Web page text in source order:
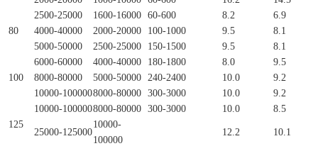
80
2500-25000 1600-16000 60-600 8.2
6.9
4000-40000
2000-20000 100-1000 9.5
8.1
5000-50000
2500-25000 150-1500 9.5 8.1
100
6000-60000 4000-40000 180-1800 8.0
9.5
8000-80000
5000-50000 240-2400 10.0
9.2
10000-1000008000-80000 300-3000 10.0 9.2
125
10000-1000008000-80000 300-3000 10.0 8.5
25000-125000
10000-
100000
12.2 10.1